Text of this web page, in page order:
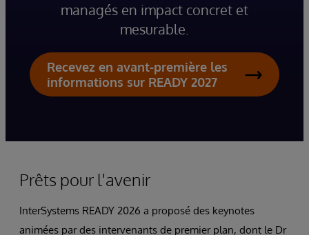
managés en impact concret et
mesurable.
Recevez en avant-première les
informations sur READY 2027
Prêts pour l'avenir
InterSystems READY 2026 a proposé des keynotes
animées par des intervenants de premier plan, dont le Dr